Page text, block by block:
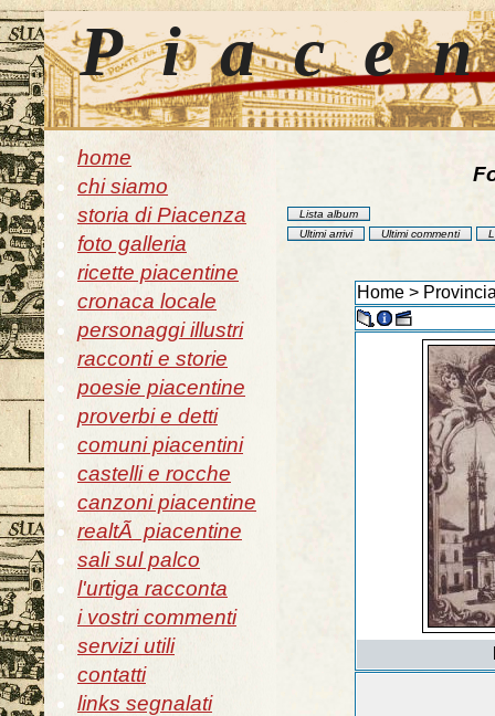
home
chi siamo
storia di Piacenza
foto galleria
ricette piacentine
cronaca locale
personaggi illustri
racconti e storie
poesie piacentine
proverbi e detti
comuni piacentini
castelli e rocche
canzoni piacentine
realtÃ piacentine
sali sul palco
l'urtiga racconta
i vostri commenti
servizi utili
contatti
links segnalati
Lista album
Ultimi arrivi
Ultimi commenti
Home >